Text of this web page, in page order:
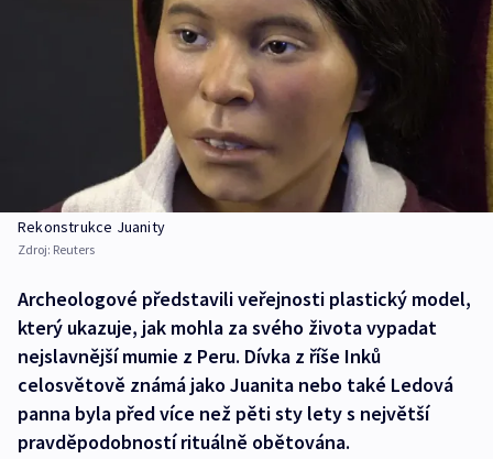
Rekonstrukce Juanity
Zdroj: Reuters
Archeologové představili veřejnosti plastický model,
který ukazuje, jak mohla za svého života vypadat
nejslavnější mumie z Peru. Dívka z říše Inků
celosvětově známá jako Juanita nebo také Ledová
panna byla před více než pěti sty lety s největší
pravděpodobností rituálně obětována.